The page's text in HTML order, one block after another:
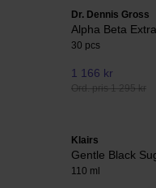
Dr. Dennis Gross
Alpha Beta
30 pcs
1 166 kr
Ord. pris 1 295 kr
Klairs
Gentle Black
110 ml